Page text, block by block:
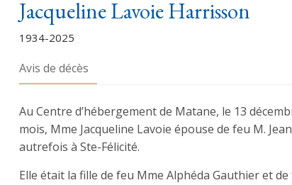
Jacqueline Lavoie Harrisson
1934-2025
Avis de décès
Au Centre d’hébergement de Matane, le 13
mois, Mme Jacqueline Lavoie épouse de feu M.
autrefois à Ste-Félicité.
Elle était la fille de feu Mme Alphéda Gauthier et